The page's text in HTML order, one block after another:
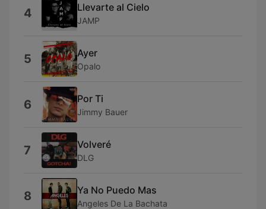
4 Llevarte al Cielo
JAMP
5 Ayer
Opalo
6 Por Ti
Jimmy Bauer
7 Volveré
DLG
8 Ya No Puedo Mas
Angeles De La Bachata